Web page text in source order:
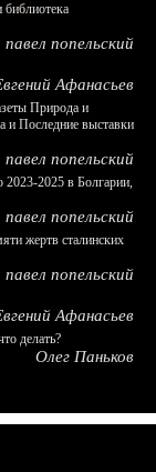
павел попельский
Афанасьев
Природа и
и Последние выставки
павел попельский
2023-2025 в Болгарии,
павел попельский
жертв сталинских
павел попельский
Афанасьев
делать?
Олег Паньков